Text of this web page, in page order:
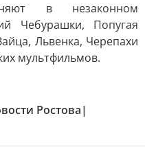
в незаконном
Чебурашки, Попугая
Львенка, Черепахи
мультфильмов.
Ростова|